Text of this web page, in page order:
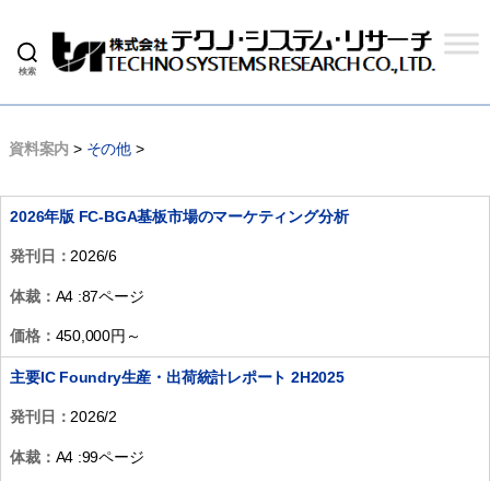
検索
式
シ
チ
資料案内 > その他>
2026年版 FC-BGA基板市場のマーケティング分析
発刊日：2026/6
体裁： A4 :87ページ
価格： 450,000円～
主要IC Foundry生産・出荷統計レポート 2H2025
発刊日：2026/2
体裁： A4 :99ページ